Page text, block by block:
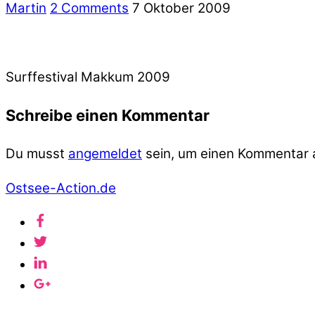
Martin 2 Comments 7 Oktober 2009
Surffestival Makkum 2009
Schreibe einen Kommentar
Du musst angemeldet sein, um einen Kommentar
Ostsee-Action.de